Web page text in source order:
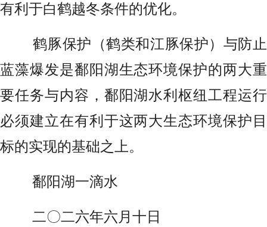
有利于白鹤越冬条件的优化。
鹤豚保护（鹤类和江豚保护）与防止
蓝藻爆发是鄱阳湖生态环境保护的两大重
要任务与内容，鄱阳湖水利枢纽工程运行
必须建立在有利于这两大生态环境保护目
标的实现的基础之上。
鄱阳湖一滴水
二〇二六年六月十日